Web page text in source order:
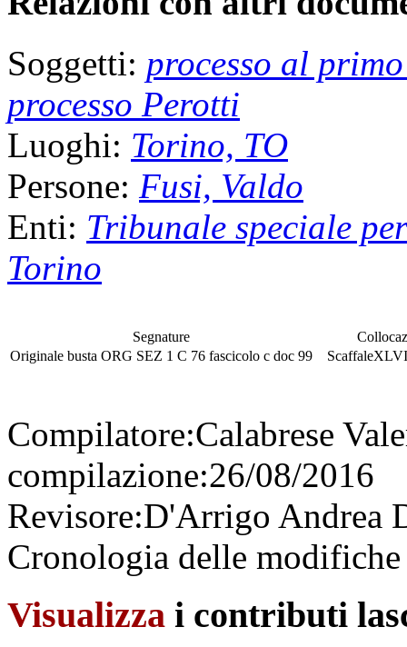
Soggetti: processo al
processo Perotti
Luoghi: Torino, TO
Persone: Fusi, Valdo
Enti: Tribunale speciale
Torino
Segnature
Originale busta ORG SEZ 1 C 76 fascicolo c doc 99
Scaffale
Compilatore:Calabrese
compilazione:26/08/2016
Revisore:D'Arrigo Andrea
Cronologia delle
Visualizza i contributi